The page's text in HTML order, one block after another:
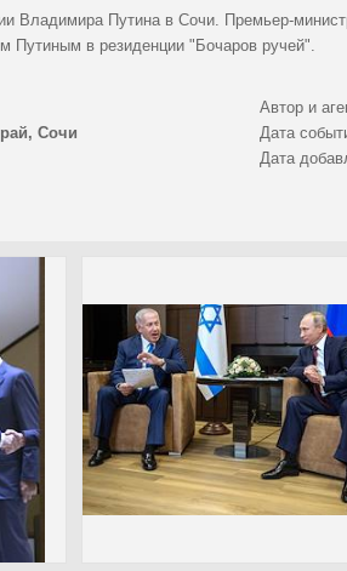
Владимира Путина в Сочи. Премьер-
Путиным в резиденции "Бочаров ручей".
Автор и
Сочи Дата
Дата